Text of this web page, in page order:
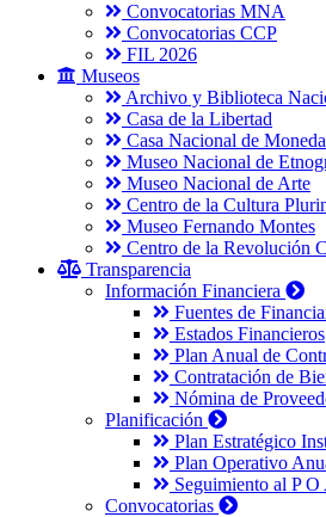
Convocatorias MNA
Convocatorias CCP
FIL 2026
Museos
Archivo y Biblioteca
Casa de la Libertad
Casa Nacional de Moneda
Museo Nacional de
Museo Nacional de Arte
Centro de la Cultura
Museo Fernando Montes
Centro de la Revolución
Transparencia
Información Financiera
Fuentes de
Estados Financieros
Plan Anual de
Contratación de
Nómina de
Planificación
Plan Estratégico
Plan Operativo
Seguimiento al P O
Convocatorias